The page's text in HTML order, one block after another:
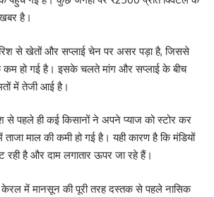
है।
से खेतों और सप्लाई चेन पर असर पड़ा है, जिससे
कम हो गई है। इसके चलते मांग और सप्लाई के बीच
में तेजी आई है।
से पहले ही कई किसानों ने अपने प्याज को स्टोर कर
ताजा माल की कमी हो गई है। यही कारण है कि मंडियों
रही है और दाम लगातार ऊपर जा रहे हैं।
केरल में मानसून की पूरी तरह दस्तक से पहले नासिक